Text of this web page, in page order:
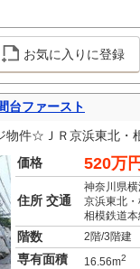
お気に入りに登録
台ファースト
件☆ＪＲ京浜東北・
価格
520万円
住所 交通
神奈川県
京浜東北
相模鉄道
階数 2階/3階建
専有面積 16.56m2